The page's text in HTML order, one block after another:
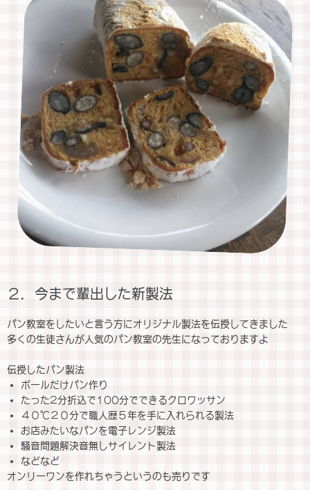
２．今まで輩出した新製法
パン教室をしたいと言う方にオリジナル製法を伝授してきました
多くの生徒さんが人気のパン教室の先生になっておりますよ
伝授したパン製法
ボールだけパン作り
たった2分折込で100分でできるクロワッサン
４０℃２０分で職人歴５年を手に入れられる製法
お店みたいなパンを電子レンジ製法
騒音問題解決音無しサイレント製法
などなど
オンリーワンを作れちゃうというのも売りです